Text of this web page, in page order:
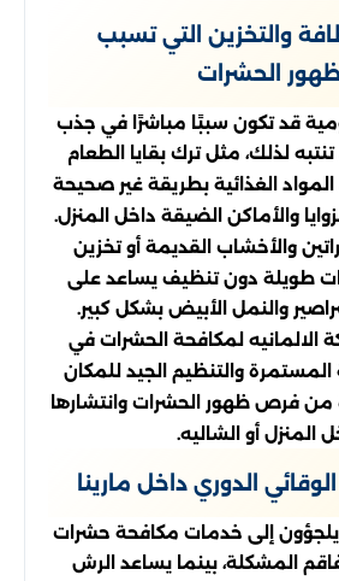
والتخزين التي تسبب
ظهور الحشرات
قد تكون سببًا مباشرًا في جذب
لذلك، مثل ترك بقايا الطعام
الغذائية بطريقة غير صحيحة
والأماكن الضيقة داخل المنزل.
والأخشاب القديمة أو تخزين
طويلة دون تنظيف يساعد على
والنمل الأبيض بشكل كبير.
الالمانيه لمكافحة الحشرات في
المستمرة والتنظيم الجيد للمكان
من فرص ظهور الحشرات وانتشارها
المنزل أو الشاليه.
الدوري داخل مارينا
يلجؤون إلى خدمات مكافحة حشرات
المشكلة، بينما يساعد الرش